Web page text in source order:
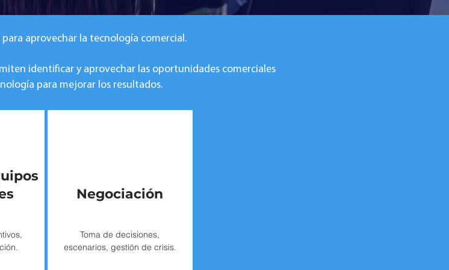
aprovechar la tecnología comercial.
identificar y aprovechar las oportunidades comerciales
para mejorar los resultados.
Negociación
Toma de decisiones,
escenarios, gestión de crisis.